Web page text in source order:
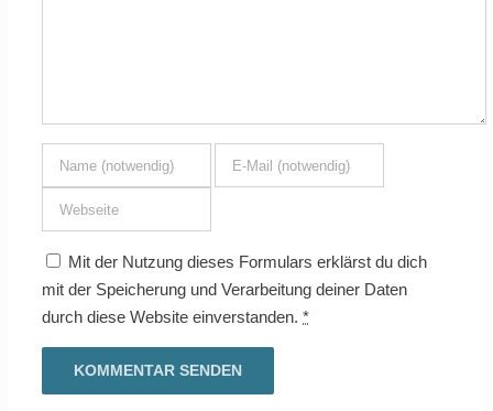
Mit der Nutzung dieses Formulars erklärst du dich
mit der Speicherung und Verarbeitung deiner Daten
durch diese Website einverstanden. *